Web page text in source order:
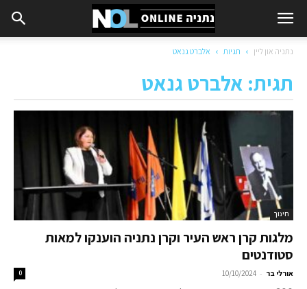
נתניה און ליין תגיות אלברט גנאט
תגית: אלברט גנאט
חינוך
מלגות קרן ראש העיר וקרן נתניה הוענקו למאות
סטודנטים
אורלי בר -
10/10/2024
0